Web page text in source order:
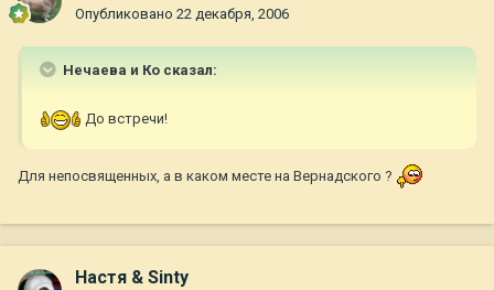
Опубликовано 22 декабря, 2006
Нечаева и Ко сказал:
До встречи!
Для непосвященных, а в каком месте на Вернадского ?
Настя & Sinty